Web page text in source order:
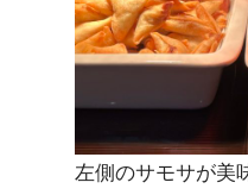
左側のサモサが美